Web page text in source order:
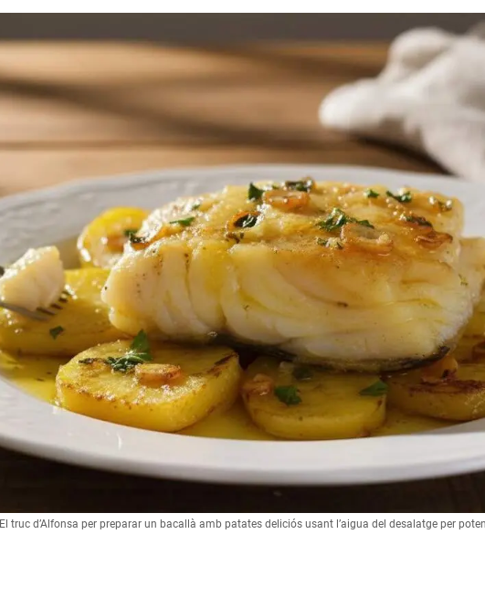
El truc d’Alfonsa per preparar un bacallà amb patates deliciós usant l’aigua del desalatge per